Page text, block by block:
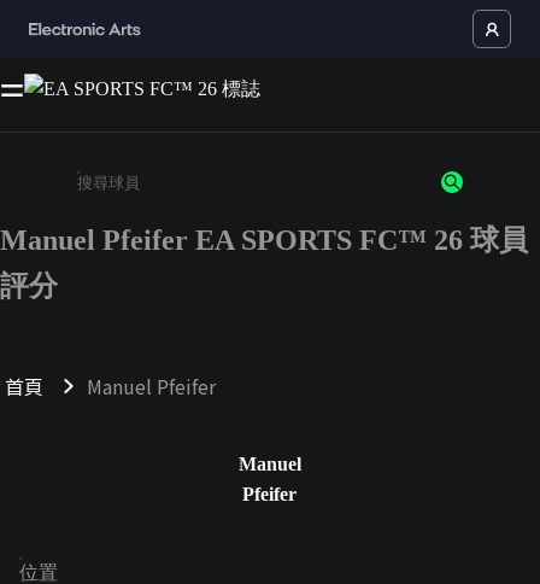
請輸入至少 3 個字元或數字
Manuel Pfeifer EA SPORTS FC™ 26 球員
評分
首頁 Manuel Pfeifer
Manuel
Pfeifer
位置